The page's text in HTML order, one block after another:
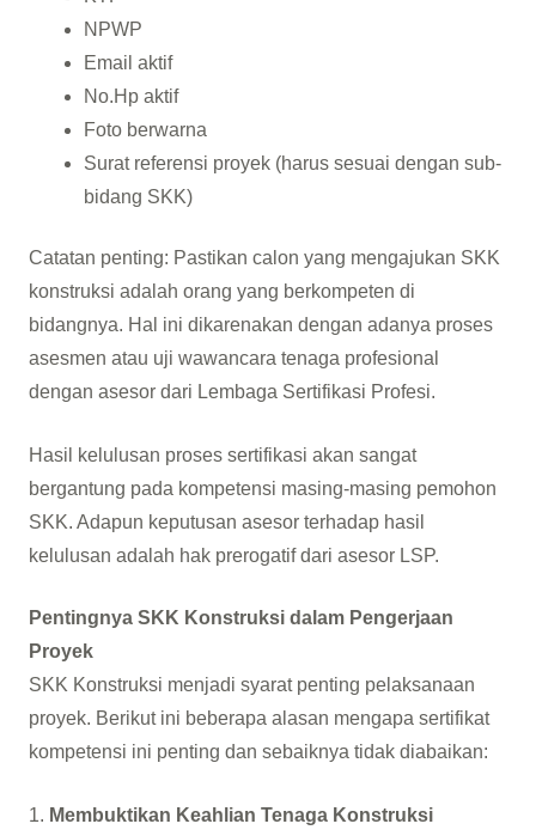
NPWP
Email aktif
No.Hp aktif
Foto berwarna
Surat referensi proyek (harus sesuai dengan sub-
bidang SKK)
Catatan penting: Pastikan calon yang mengajukan SKK
konstruksi adalah orang yang berkompeten di
bidangnya. Hal ini dikarenakan dengan adanya proses
asesmen atau uji wawancara tenaga profesional
dengan asesor dari Lembaga Sertifikasi Profesi.
Hasil kelulusan proses sertifikasi akan sangat
bergantung pada kompetensi masing-masing pemohon
SKK. Adapun keputusan asesor terhadap hasil
kelulusan adalah hak prerogatif dari asesor LSP.
Pentingnya SKK Konstruksi dalam Pengerjaan
Proyek
SKK Konstruksi menjadi syarat penting pelaksanaan
proyek. Berikut ini beberapa alasan mengapa sertifikat
kompetensi ini penting dan sebaiknya tidak diabaikan:
1. Membuktikan Keahlian Tenaga Konstruksi